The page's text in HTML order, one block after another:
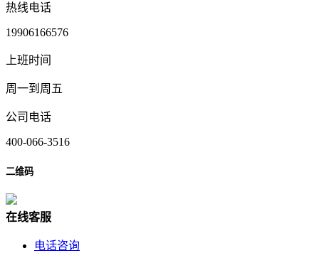
热线电话
19906166576
上班时间
周一到周五
公司电话
400-066-3516
二维码
在线客服
电话咨询